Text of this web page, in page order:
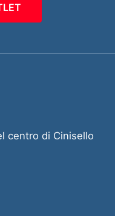
centro di Cinisello